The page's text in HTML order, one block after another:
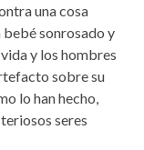
una cosa
sonrosado y
y los hombres
sobre su
lo han hecho,
seres